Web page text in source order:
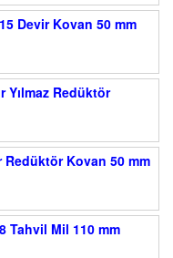
Devir Kovan 50 mm
Yılmaz Redüktör
Redüktör Kovan 50 mm
Tahvil Mil 110 mm